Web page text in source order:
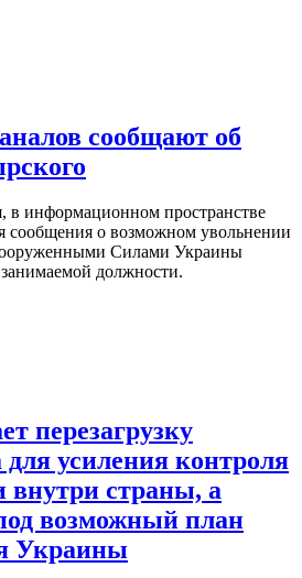
сообщают об
в информационном пространстве
сообщения о возможном увольнении
Силами Украины
должности.
перезагрузку
усиления контроля
внутри страны, а
возможный план
Украины